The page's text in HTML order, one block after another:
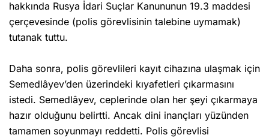
hakkında Rusya İdari Suçlar Kanununun 19.3 maddesi
çerçevesinde (polis görevlisinin talebine uymamak)
tutanak tuttu.
Daha sonra, polis görevlileri kayıt cihazına ulaşmak için
Semedlâyev’den üzerindeki kıyafetleri çıkarmasını
istedi. Semedlâyev, ceplerinde olan her şeyi çıkarmaya
hazır olduğunu belirtti. Ancak dini inançları yüzünden
tamamen soyunmayı reddetti. Polis görevlisi